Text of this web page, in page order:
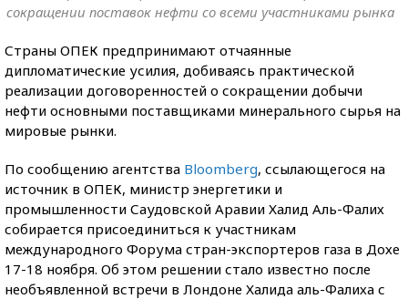
сокращении поставок нефти со всеми участниками рынка
Страны ОПЕК предпринимают отчаянные
дипломатические усилия, добиваясь практической
реализации договоренностей о сокращении добычи
нефти основными поставщиками минерального сырья на
мировые рынки.
По сообщению агентства Bloomberg, ссылающегося на
источник в ОПЕК, министр энергетики и
промышленности Саудовской Аравии Халид Аль-Фалих
собирается присоединиться к участникам
международного Форума стран-экспортеров газа в Дохе
17-18 ноября. Об этом решении стало известно после
необъявленной встречи в Лондоне Халида аль-Фалиха с